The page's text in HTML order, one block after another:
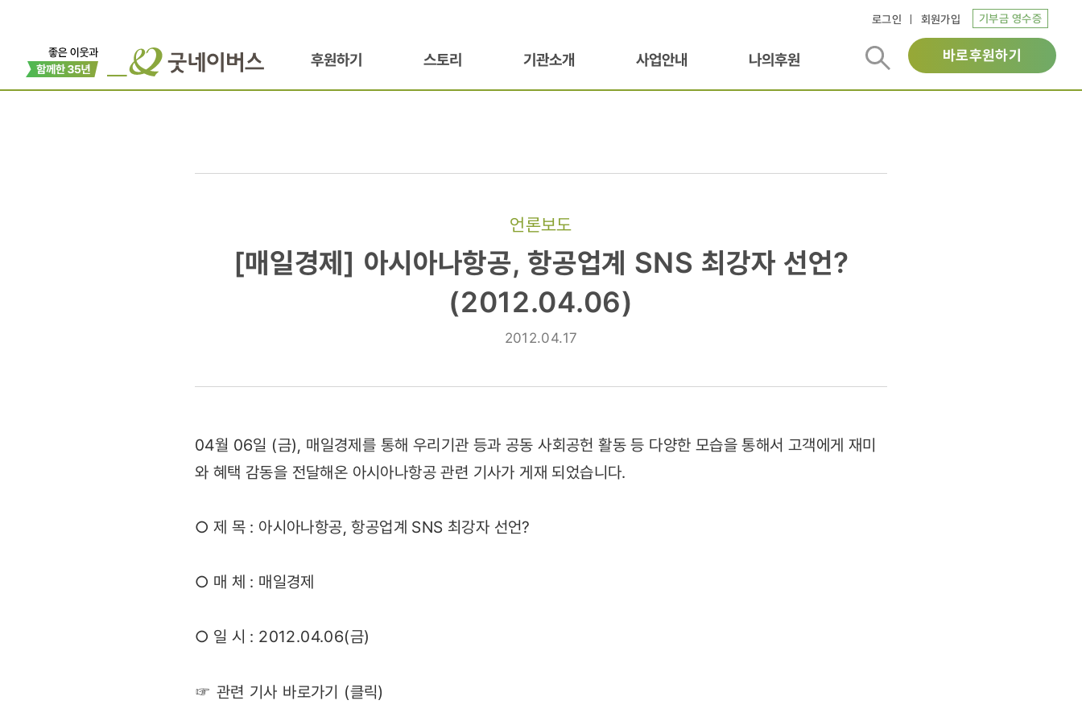
로그인 회원가입 기부금 영수증
후원하기 스토리 기관소개 사업안내 나의후원 바로후원하기
언론보도
[매일경제]
SNS
선언?
[매일경제] 아시아나항공, 항공업계 SNS 최강자 선언?
(2012.04.06)
2012.04.17
04월 06일 (금), 매일경제를 통해 우리기관 등과 공동 사회공헌 활동 등 다양한 모습을 통해서 고객에게 재미
와 혜택 감동을 전달해온 아시아나항공 관련 기사가 게재 되었습니다.
○ 제 목 : 아시아나항공, 항공업계 SNS 최강자 선언?
○ 매 체 : 매일경제
○ 일 시 : 2012.04.06(금)
☞ 관련 기사 바로가기 (클릭)